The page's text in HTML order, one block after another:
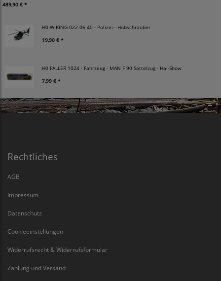
489,90 € *
H0 WIKING 022 06 40 - Polizei - Hubschrauber
19,90 € *
H0 FALLER 1024 - Fahrzeug - MAN F 90 Sattelzug - Hai-Show
7,99 € *
Rechtliches
AGB
Impressum
Datenschutz
Cookieeinstellungen
Widerrufsrecht & Widerrufsformular
Zahlung und Versand